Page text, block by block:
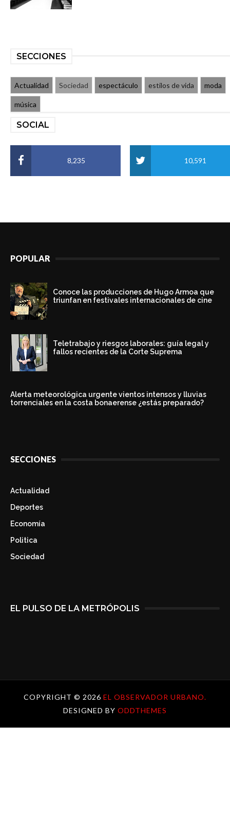
SECCIONES
Actualidad Sociedad espectáculo estilos de vida moda
música
SOCIAL
8,235 10,591
POPULAR
Conoce las producciones de Hugo Armoa que
triunfan en festivales internacionales de cine
Teletrabajo y riesgos laborales: guía legal y
fallos recientes de la Corte Suprema
Alerta meteorológica urgente vientos intensos y lluvias
torrenciales en la costa bonaerense ¿estás preparado?
SECCIONES
Actualidad
Deportes
Economía
Politica
Sociedad
EL PULSO DE LA METRÓPOLIS
COPYRIGHT © 2026 EL OBSERVADOR URBANO.
DESIGNED BY ODDTHEMES